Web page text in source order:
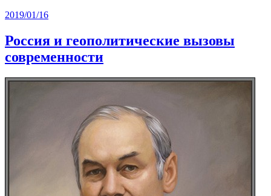
2019/01/16
Россия и геополитические вызовы
современности